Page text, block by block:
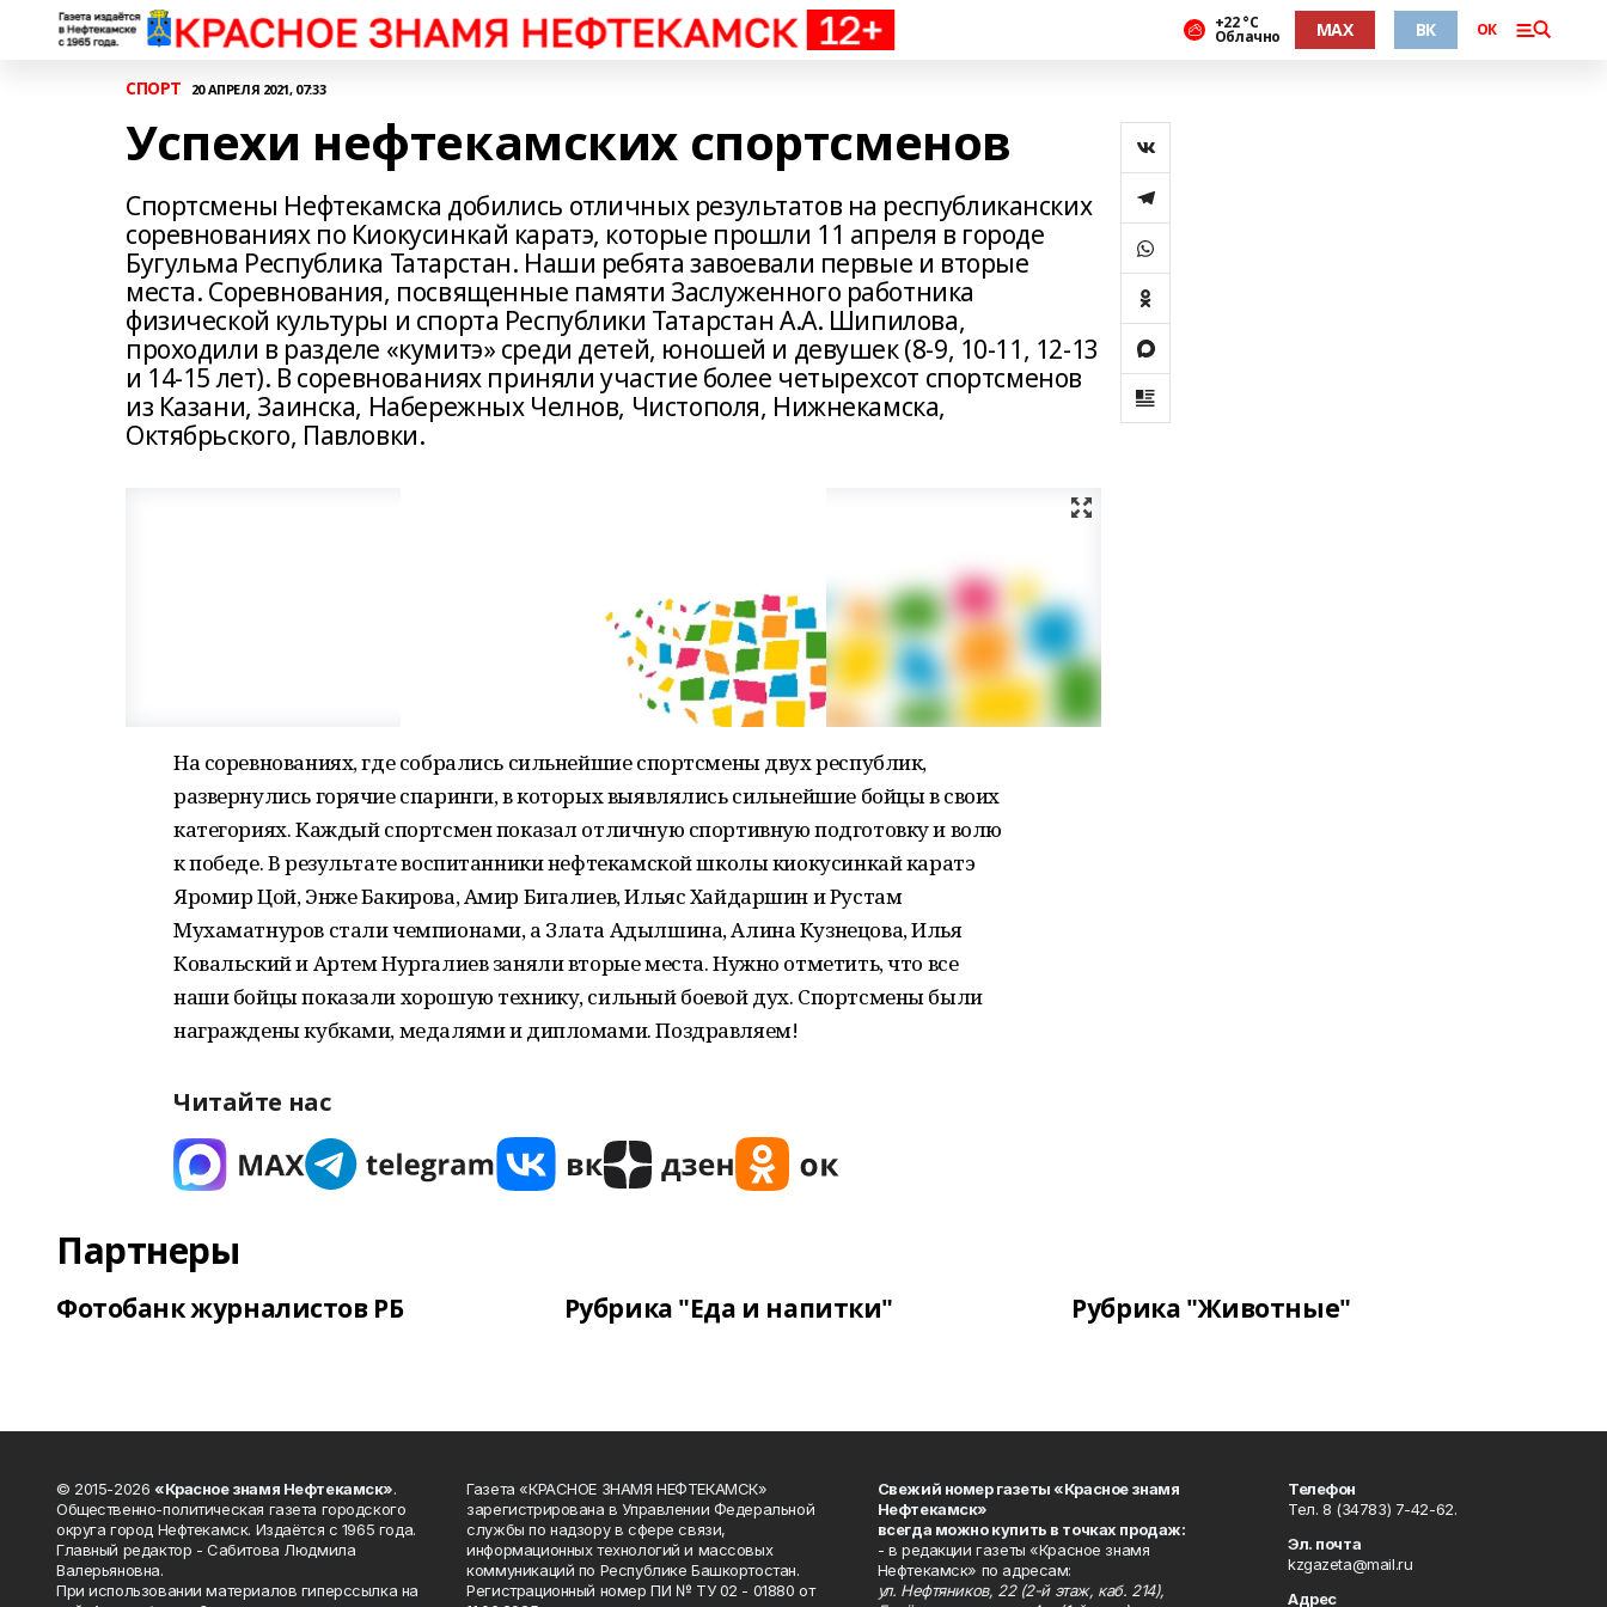
+22 °С
Облачно MAX ВК ОК
СПОРТ 20 АПРЕЛЯ 2021, 07:33
Успехи нефтекамских спортсменов
Спортсмены Нефтекамска добились отличных результатов на республиканских
соревнованиях по Киокусинкай каратэ, которые прошли 11 апреля в городе
Бугульма Республика Татарстан. Наши ребята завоевали первые и вторые
места. Соревнования, посвященные памяти Заслуженного работника
физической культуры и спорта Республики Татарстан А.А. Шипилова,
проходили в разделе «кумитэ» среди детей, юношей и девушек (8-9, 10-11, 12-13
и 14-15 лет). В соревнованиях приняли участие более четырехсот спортсменов
из Казани, Заинска, Набережных Челнов, Чистополя, Нижнекамска,
Октябрьского, Павловки.
На соревнованиях, где собрались сильнейшие спортсмены двух республик,
развернулись горячие спаринги, в которых выявлялись сильнейшие бойцы в своих
категориях. Каждый спортсмен показал отличную спортивную подготовку и волю
к победе. В результате воспитанники нефтекамской школы киокусинкай каратэ
Яромир Цой, Энже Бакирова, Амир Бигалиев, Ильяс Хайдаршин и Рустам
Мухаматнуров стали чемпионами, а Злата Адылшина, Алина Кузнецова, Илья
Ковальский и Артем Нургалиев заняли вторые места. Нужно отметить, что все
наши бойцы показали хорошую технику, сильный боевой дух. Спортсмены были
награждены кубками, медалями и дипломами. Поздравляем!
Читайте нас
Партнеры
Фотобанк журналистов РБ Рубрика "Еда и напитки" Рубрика "Животные"
© 2015-2026 «Красное знамя Нефтекамск».
Общественно-политическая газета городского
округа город Нефтекамск. Издаётся с 1965 года.
Главный редактор - Сабитова Людмила
Валерьяновна.
При использовании материалов гиперссылка на
Газета «КРАСНОЕ ЗНАМЯ НЕФТЕКАМСК»
зарегистрирована в Управлении Федеральной
службы по надзору в сфере связи,
информационных технологий и массовых
коммуникаций по Республике Башкортостан.
Регистрационный номер ПИ № ТУ 02 - 01880 от
Свежий номер газеты «Красное знамя
Нефтекамск»
всегда можно купить в точках продаж:
- в редакции газеты «Красное знамя
Нефтекамск» по адресам:
ул. Нефтяников, 22 (2-й этаж, каб. 214),
Телефон
Тел. 8 (34783) 7-42-62.
Эл. почта
kzgazeta@mail.ru
Адрес